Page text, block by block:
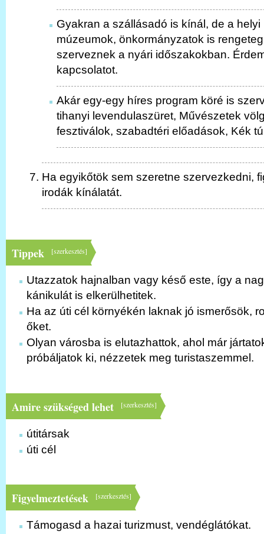
Gyakran a szállásadó is kínál, de a
múzeumok, önkormányzatok is
szerveznek a nyári időszakokban.
kapcsolatot.
Akár egy-egy híres program köré is
tihanyi levendulaszüret, Művészetek
fesztiválok, szabadtéri előadások, Kék
Ha egyikőtök sem szeretne szervezkedni,
irodák kínálatát.
[szerkesztés]
Tippek
Utazzatok hajnalban vagy késő este, így a
kánikulát is elkerülhetitek.
Ha az úti cél környékén laknak jó ismerősök,
őket.
Olyan városba is elutazhattok, ahol már
próbáljatok ki, nézzetek meg turistaszemmel.
[szerkesztés]
Amire szükséged lehet
útitársak
úti cél
[szerkesztés]
Figyelmeztetések
Támogasd a hazai turizmust, vendéglátókat.